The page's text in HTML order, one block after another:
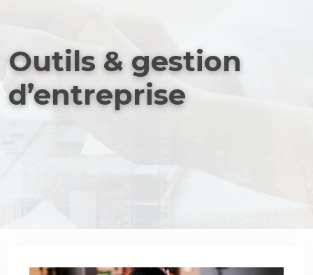
Outils & gestion
d’entreprise